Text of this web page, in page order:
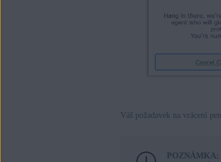
Váš požadavek na vrácení
POZNÁMKA: